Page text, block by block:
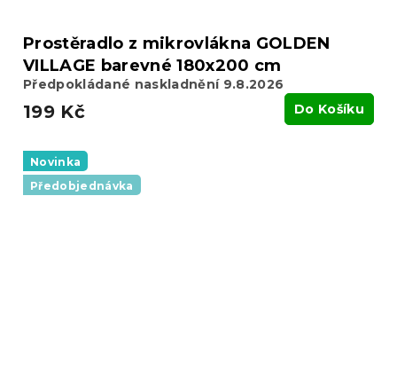
Prostěradlo z mikrovlákna GOLDEN
VILLAGE barevné 180x200 cm
Předpokládané naskladnění 9.8.2026
199 Kč Do Košíku
Novinka
Předobjednávka